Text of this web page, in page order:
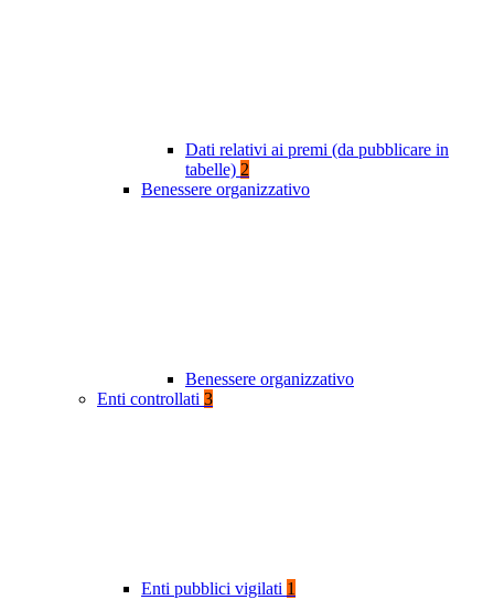
Dati relativi ai premi (da pubblicare in
tabelle) 2
Benessere organizzativo
Benessere organizzativo
Enti controllati 3
Enti pubblici vigilati 1